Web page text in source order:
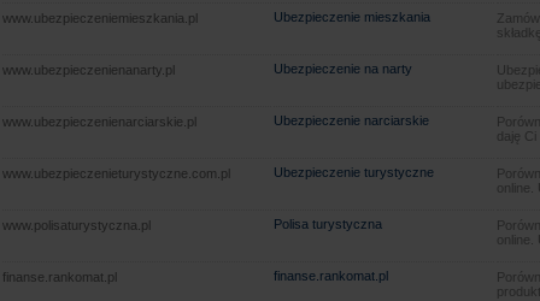
www.ubezpieczeniemieszkania.pl Ubezpieczenie mieszkania
www.ubezpieczenienanarty.pl Ubezpieczenie na narty
www.ubezpieczenienarciarskie.pl Ubezpieczenie narciarskie
daję
www.ubezpieczenieturystyczne.com.pl Ubezpieczenie turystyczne
www.polisaturystyczna.pl Polisa turystyczna
finanse.rankomat.pl finanse.rankomat.pl